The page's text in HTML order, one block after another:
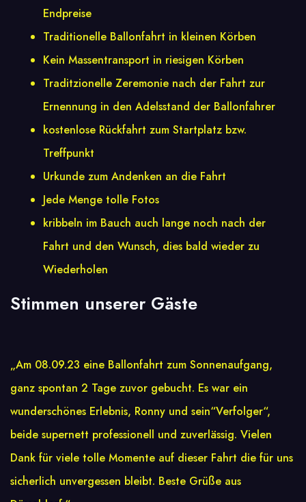
Endpreise
Traditionelle Ballonfahrt in kleinen Körben
Kein Massentransport in riesigen Körben
Traditzionelle Zeremonie nach der Fahrt zur
Ernennung in den Adelsstand der Ballonfahrer
kostenlose Rückfahrt zum Startplatz bzw.
Treffpunkt
Urkunde zum Andenken an die Fahrt
Jede Menge tolle Fotos
kribbeln im Bauch auch lange noch nach der
Fahrt und den Wunsch, dies bald wieder zu
Wiederholen
Stimmen unserer Gäste
„Am 08.09.23 eine Ballonfahrt zum Sonnenaufgang,
ganz spontan 2 Tage zuvor gebucht. Es war ein
wunderschönes Erlebnis, Ronny und sein“Verfolger“,
beide supernett professionell und zuverlässig. Vielen
Dank für viele tolle Momente auf dieser Fahrt die für uns
sicherlich unvergessen bleibt. Beste Grüße aus